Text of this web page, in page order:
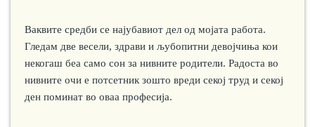
Ваквите средби се најубавиот дел од мојата работа.
Гледам две весели, здрави и љубопитни девојчиња кои
некогаш беа само сон за нивните родители. Радоста во
нивните очи е потсетник зошто вреди секој труд и секој
ден поминат во оваа професија.